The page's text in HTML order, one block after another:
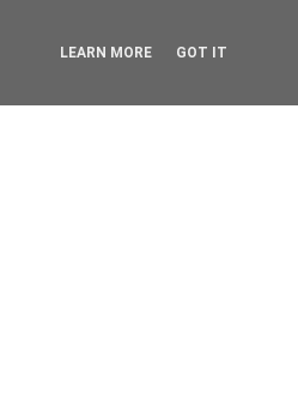
LEARN MORE GOT IT